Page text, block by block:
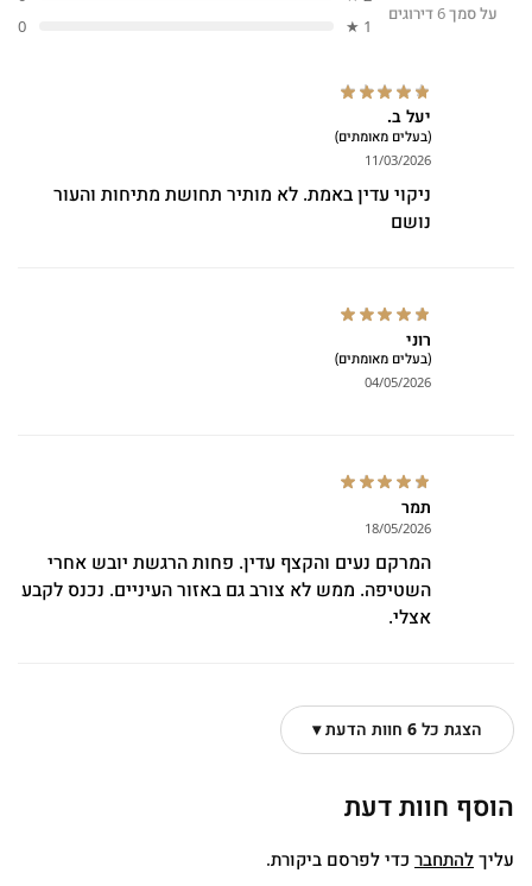
על סמך 6 דירוגים
1 ★
0
יעל ב.
(בעלים מאומתים)
11/03/2026
ניקוי עדין באמת. לא מותיר תחושת מתיחות והעור
נושם
רוני
(בעלים מאומתים)
04/05/2026
תמר
18/05/2026
המרקם נעים והקצף עדין. פחות הרגשת יובש אחרי
השטיפה. ממש לא צורב גם באזור העיניים. נכנס לקבע
אצלי.
הצגת כל 6 חוות הדעת ▾
הוסף חוות דעת
עליך להתחבר כדי לפרסם ביקורת.